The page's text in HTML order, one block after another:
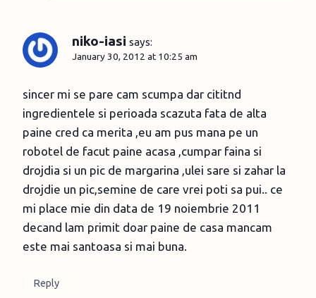
niko-iasi says:
January 30, 2012 at 10:25 am
sincer mi se pare cam scumpa dar cititnd
ingredientele si perioada scazuta fata de alta
paine cred ca merita ,eu am pus mana pe un
robotel de facut paine acasa ,cumpar faina si
drojdia si un pic de margarina ,ulei sare si zahar la
drojdie un pic,semine de care vrei poti sa pui.. ce
mi place mie din data de 19 noiembrie 2011
decand lam primit doar paine de casa mancam
este mai santoasa si mai buna.
Reply